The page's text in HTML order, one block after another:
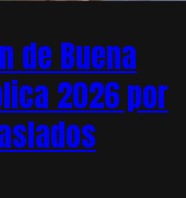
de Buena
2026 por